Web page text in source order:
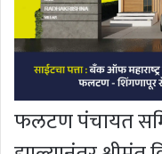
फलटण पंचायत